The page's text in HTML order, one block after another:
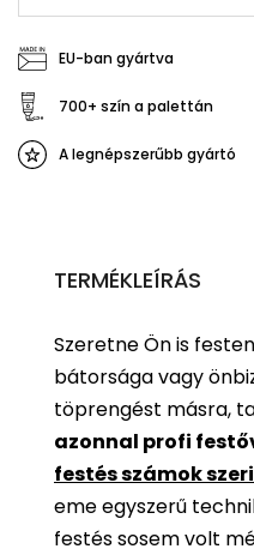
EU-ban gyártva
700+ szín a palettán
A legnépszerűbb gyártó
TERMÉKLEÍRÁS
Szeretne Ön is
bátorsága vagy
töprengést másra,
azonnal profi
festés számok
eme egyszerű
festés sosem volt